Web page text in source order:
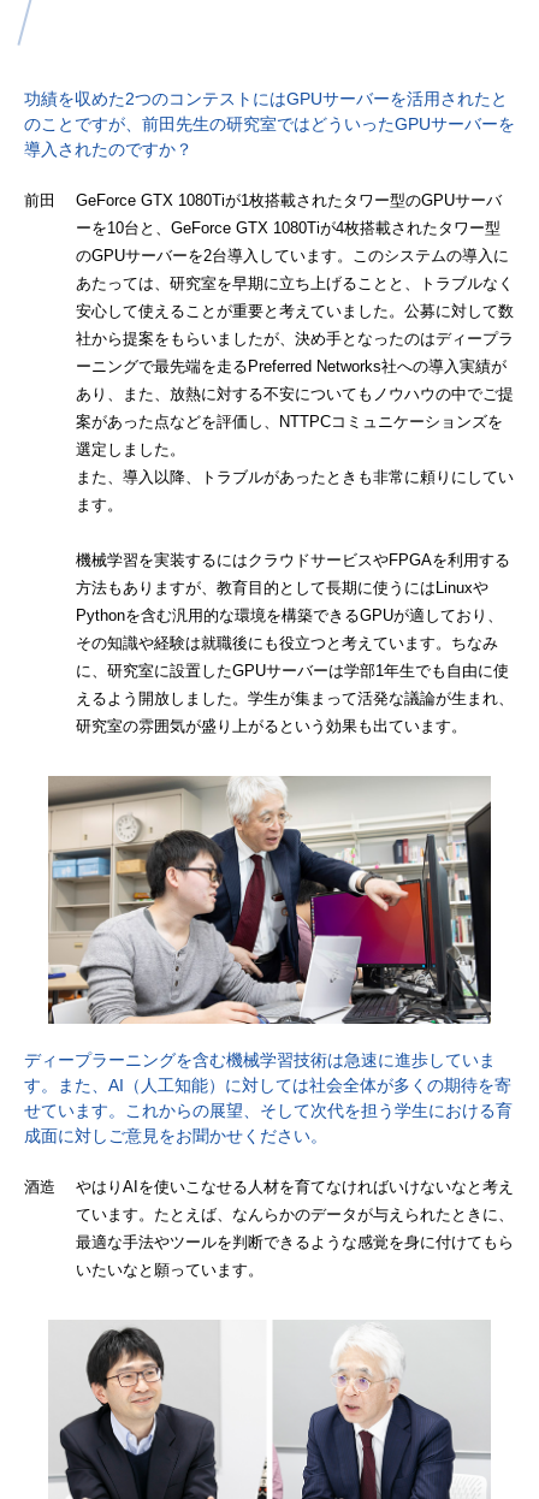
功績を収めた2つのコンテストにはGPUサーバーを活用されたと
のことですが、前田先生の研究室ではどういったGPUサーバーを
導入されたのですか？
前田 GeForce GTX 1080Tiが1枚搭載されたタワー型のGPUサーバ
ーを10台と、GeForce GTX 1080Tiが4枚搭載されたタワー型
のGPUサーバーを2台導入しています。このシステムの導入に
あたっては、研究室を早期に立ち上げることと、トラブルなく
安心して使えることが重要と考えていました。公募に対して数
社から提案をもらいましたが、決め手となったのはディープラ
ーニングで最先端を走るPreferred Networks社への導入実績が
あり、また、放熱に対する不安についてもノウハウの中でご提
案があった点などを評価し、NTTPCコミュニケーションズを
選定しました。
また、導入以降、トラブルがあったときも非常に頼りにしてい
ます。
機械学習を実装するにはクラウドサービスやFPGAを利用する
方法もありますが、教育目的として長期に使うにはLinuxや
Pythonを含む汎用的な環境を構築できるGPUが適しており、
その知識や経験は就職後にも役立つと考えています。ちなみ
に、研究室に設置したGPUサーバーは学部1年生でも自由に使
えるよう開放しました。学生が集まって活発な議論が生まれ、
研究室の雰囲気が盛り上がるという効果も出ています。
ディープラーニングを含む機械学習技術は急速に進歩していま
す。また、AI（人工知能）に対しては社会全体が多くの期待を寄
せています。これからの展望、そして次代を担う学生における育
成面に対しご意見をお聞かせください。
酒造 やはりAIを使いこなせる人材を育てなければいけないなと考え
ています。たとえば、なんらかのデータが与えられたときに、
最適な手法やツールを判断できるような感覚を身に付けてもら
いたいなと願っています。